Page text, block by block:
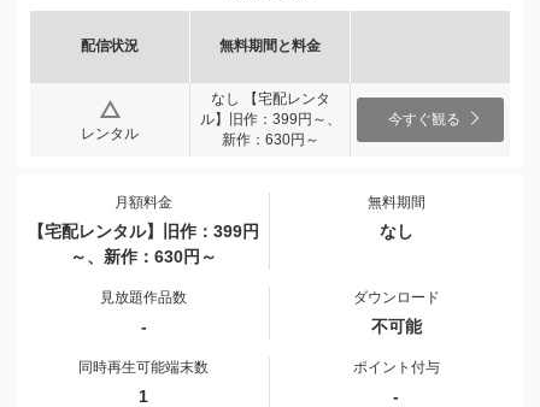
配信状況 無料期間と料金
レンタル
なし 【宅配レンタ
ル】旧作：399円～、
新作：630円～
今すぐ観る
月額料金
【宅配レンタル】旧作：399円
～、新作：630円～
無料期間
なし
見放題作品数
-
ダウンロード
不可能
同時再生可能端末数
1
ポイント付与
-